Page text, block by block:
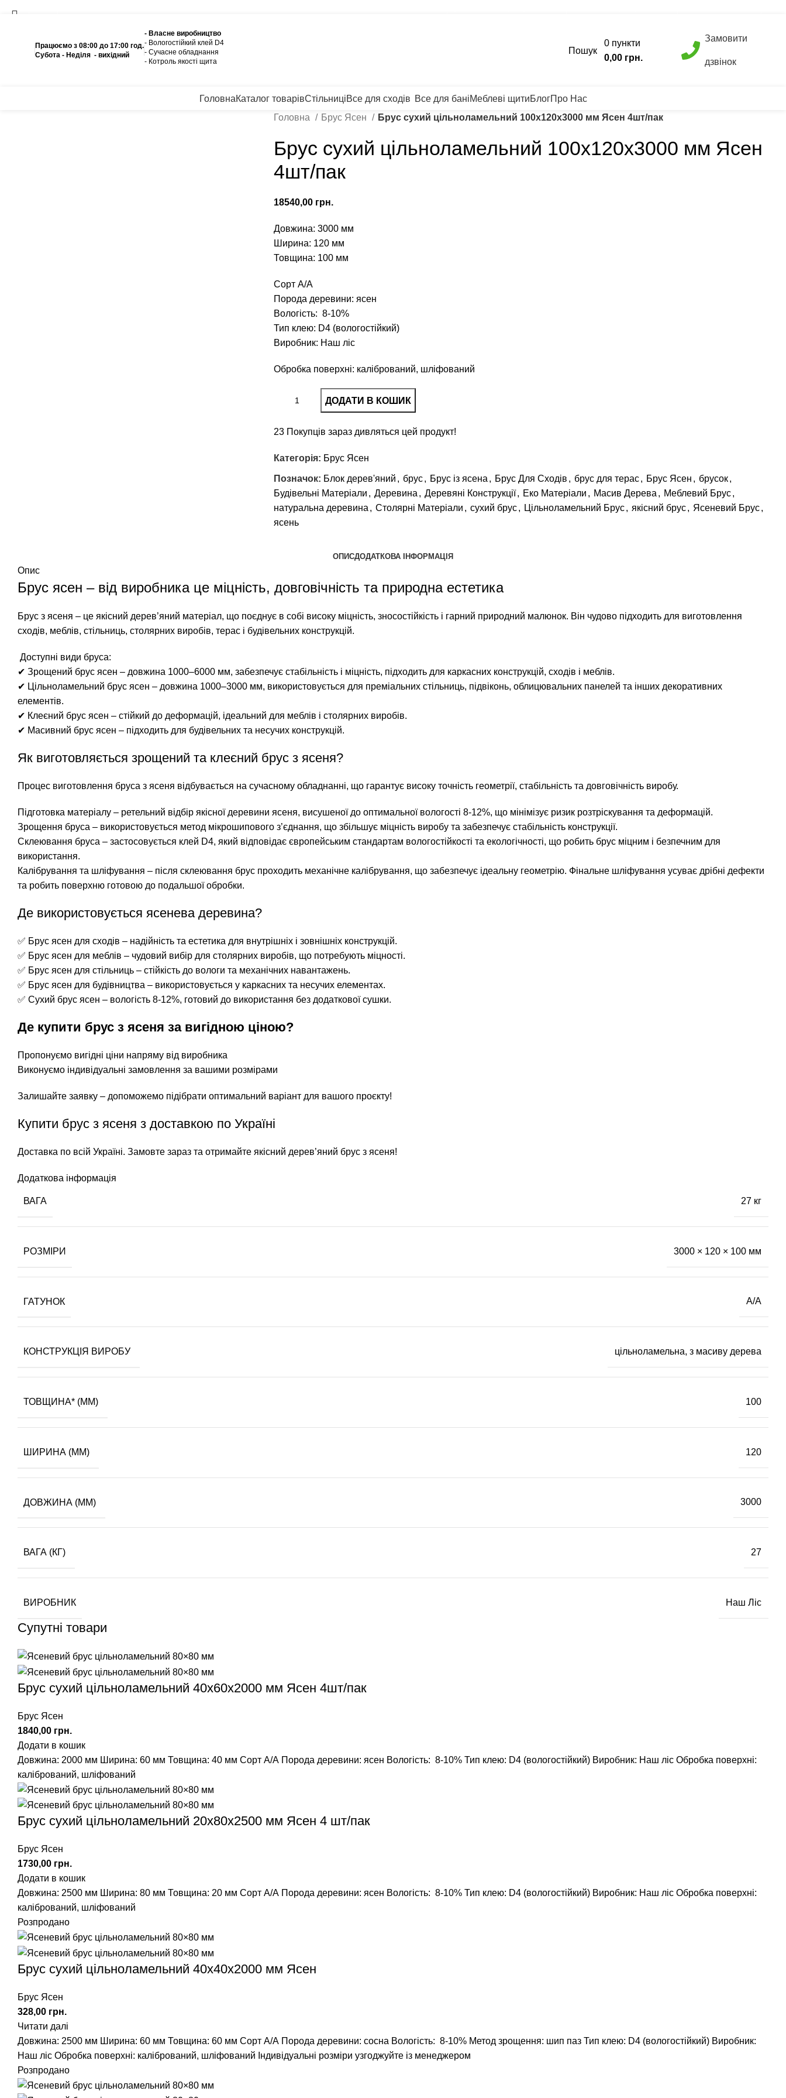
Працюємо з 08:00 до 17:00 год.
Субота - Неділя - вихідний
- Власне виробництво
- Вологостійкий клей D4
- Сучасне обладнання
- Котроль якоcті щита
Пошук
0 пункти
0,00 грн.
Замовити
дзвінок
ГоловнаКаталог товарівСтільниціВсе для сходів Все для баніМеблеві щитиБлогПро Нас
Головна Брус Ясен Брус сухий цільноламельний 100х120х3000 мм Ясен 4шт/пак
Брус сухий цільноламельний 100х120х3000 мм Ясен
4шт/пак
грн.
Довжина: 3000 мм
Ширина: 120 мм
Товщина: 100 мм
Сорт А/А
Порода деревини: ясен
Вологість: 8-10%
Тип клею: D4 (вологостійкий)
Виробник: Наш ліс
Обробка поверхні: калібрований, шліфований
ДОДАТИ В КОШИК
23 Покупців зараз дивляться цей продукт!
Категорія: Брус Ясен
Позначок: Блок дерев'яний , брус, Брус із ясена , Брус Для Сходів , брус для терас, Брус Ясен , брусок,
Будівельні Матеріали , Деревина , Деревяні Конструкції, Еко Матеріали , Масив Дерева , Меблевий Брус,
натуральна деревина , Столярні Матеріали , сухий брус, Цільноламельний Брус, якісний брус, Ясеневий Брус,
ясень
ОПИСДОДАТКОВА ІНФОРМАЦІЯ
Опис
Брус ясен – від виробника це міцність, довговічність та природна естетика
Брус з ясеня – це якісний дерев’яний матеріал, що поєднує в собі високу міцність, зносостійкість і гарний природний малюнок. Він чудово підходить для виготовлення
сходів, меблів, стільниць, столярних виробів, терас і будівельних конструкцій.
Доступні види бруса:
✔ Зрощений брус ясен – довжина 1000–6000 мм, забезпечує стабільність і міцність, підходить для каркасних конструкцій, сходів і меблів.
✔ Цільноламельний брус ясен – довжина 1000–3000 мм, використовується для преміальних стільниць, підвіконь, облицювальних панелей та інших декоративних
елементів.
✔ Клеєний брус ясен – стійкий до деформацій, ідеальний для меблів і столярних виробів.
✔ Масивний брус ясен – підходить для будівельних та несучих конструкцій.
Як виготовляється зрощений та клеєний брус з ясеня?
Процес виготовлення бруса з ясеня відбувається на сучасному обладнанні, що гарантує високу точність геометрії, стабільність та довговічність виробу.
Підготовка матеріалу – ретельний відбір якісної деревини ясеня, висушеної до оптимальної вологості 8-12%, що мінімізує ризик розтріскування та деформацій.
Зрощення бруса – використовується метод мікрошипового з’єднання, що збільшує міцність виробу та забезпечує стабільність конструкції.
Склеювання бруса – застосовується клей D4, який відповідає європейським стандартам вологостійкості та екологічності, що робить брус міцним і безпечним для
використання.
Калібрування та шліфування – після склеювання брус проходить механічне калібрування, що забезпечує ідеальну геометрію. Фінальне шліфування усуває дрібні дефекти
та робить поверхню готовою до подальшої обробки.
Де використовується ясенева деревина?
✅ Брус ясен для сходів – надійність та естетика для внутрішніх і зовнішніх конструкцій.
✅ Брус ясен для меблів – чудовий вибір для столярних виробів, що потребують міцності.
✅ Брус ясен для стільниць – стійкість до вологи та механічних навантажень.
✅ Брус ясен для будівництва – використовується у каркасних та несучих елементах.
✅ Сухий брус ясен – вологість 8-12%, готовий до використання без додаткової сушки.
Де купити брус з ясеня за вигідною ціною?
Пропонуємо вигідні ціни напряму від виробника
Виконуємо індивідуальні замовлення за вашими розмірами
Залишайте заявку – допоможемо підібрати оптимальний варіант для вашого проєкту!
Купити брус з ясеня з доставкою по Україні
Доставка по всій Україні. Замовте зараз та отримайте якісний дерев’яний брус з ясеня!
Додаткова інформація
ВАГА 27 кг
РОЗМІРИ 3000 × 120 × 100 мм
ГАТУНОК А/А
КОНСТРУКЦІЯ ВИРОБУ цільноламельна, з масиву дерева
ТОВЩИНА* (ММ) 100
ШИРИНА (ММ) 120
ДОВЖИНА (ММ) 3000
ВАГА (КГ) 27
ВИРОБНИК Наш Ліс
Супутні товари
Брус сухий цільноламельний 40х60х2000 мм Ясен 4шт/пак
Брус Ясен
грн.
Додати в кошик
Довжина: 2000 мм Ширина: 60 мм Товщина: 40 мм Сорт А/А Порода деревини: ясен Вологість: 8-10% Тип клею: D4 (вологостійкий) Виробник: Наш ліс Обробка поверхні:
калібрований, шліфований
Брус сухий цільноламельний 20х80х2500 мм Ясен 4 шт/пак
Брус Ясен
грн.
Додати в кошик
Довжина: 2500 мм Ширина: 80 мм Товщина: 20 мм Сорт А/А Порода деревини: ясен Вологість: 8-10% Тип клею: D4 (вологостійкий) Виробник: Наш ліс Обробка поверхні:
калібрований, шліфований
Розпродано
Брус сухий цільноламельний 40х40х2000 мм Ясен
Брус Ясен
грн.
Читати далі
Довжина: 2500 мм Ширина: 60 мм Товщина: 60 мм Сорт А/А Порода деревини: сосна Вологість: 8-10% Метод зрощення: шип паз Тип клею: D4 (вологостійкий) Виробник:
Наш ліс Обробка поверхні: калібрований, шліфований Індивідуальні розміри узгоджуйте із менеджером
Розпродано